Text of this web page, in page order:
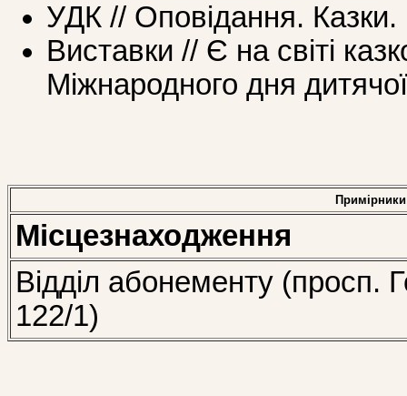
УДК // Оповідання.
Виставки // Є на світі
Міжнародного дня
Примірники
Місцезнаходження
Відділ абонементу (просп.
122/1)